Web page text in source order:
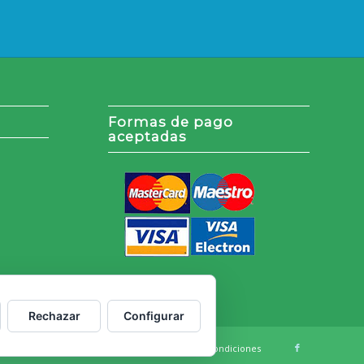
Formas de pago
aceptadas
Términos y Condiciones
Rechazar Configurar